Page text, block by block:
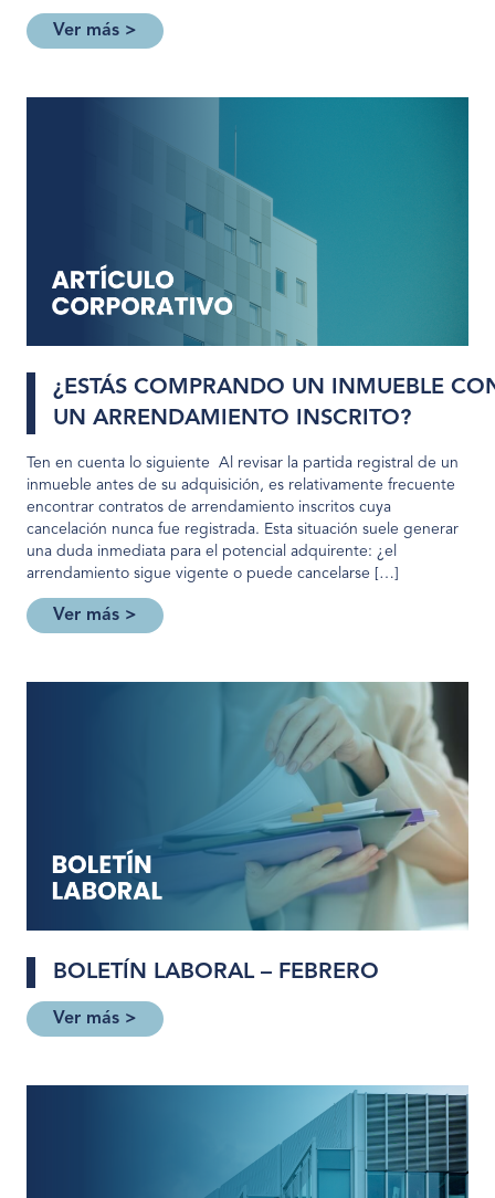
Ver más >
¿ESTÁS COMPRANDO UN INMUEBLE
UN ARRENDAMIENTO INSCRITO?
Ten en cuenta lo siguiente Al revisar la partida registral de un
inmueble antes de su adquisición, es relativamente frecuente
encontrar contratos de arrendamiento inscritos cuya
cancelación nunca fue registrada. Esta situación suele generar
una duda inmediata para el potencial adquirente: ¿el
arrendamiento sigue vigente o puede cancelarse […]
Ver más >
BOLETÍN LABORAL – FEBRERO
Ver más >